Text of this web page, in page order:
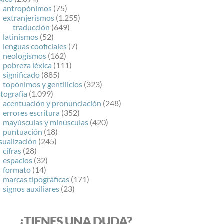
antropónimos (75)
extranjerismos (1.255)
traducción (649)
latinismos (52)
lenguas cooficiales (7)
neologismos (162)
pobreza léxica (111)
significado (885)
topónimos y gentilicios (323)
(1.099)
acentuación y pronunciación (248)
errores escritura (352)
mayúsculas y minúsculas (420)
puntuación (18)
(245)
cifras (28)
espacios (32)
formato (14)
marcas tipográficas (171)
signos auxiliares (23)
¿TIENES UNA DUDA?